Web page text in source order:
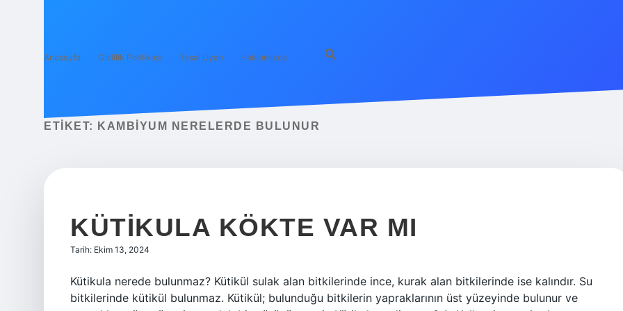
Anasayfa Gizlilik Politikası Yasal Uyarı Hakkımızda
ETIKET: KAMBIYUM NERELERDE BULUNUR
KÜTIKULA KÖKTE VAR MI
Tarih: Ekim 13, 2024
Kütikula nerede bulunmaz? Kütikül sulak alan bitkilerinde ince, kurak alan bitkilerinde ise kalındır. Su
bitkilerinde kütikül bulunmaz. Kütikül; bulunduğu bitkilerin yapraklarının üst yüzeyinde bulunur ve